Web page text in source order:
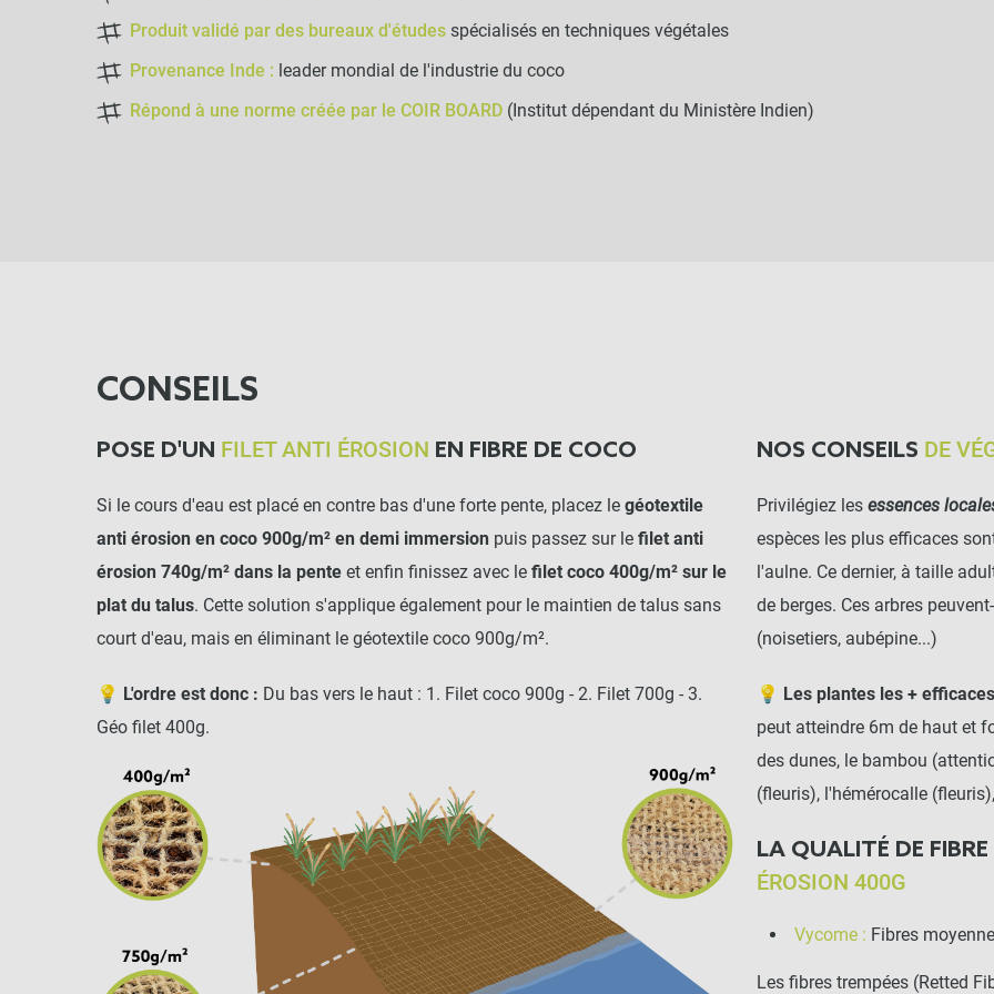
Produit validé par des bureaux d'études spécialisés en techniques végétales
Provenance Inde : leader mondial de l'industrie du coco
Répond à une norme créée par le COIR BOARD (Institut dépendant du Ministère Indien)
CONSEILS
POSE D'UN FILET ANTI ÉROSION EN FIBRE DE COCO
Si le cours d'eau est placé en contre bas d'une forte pente, placez le géotextile
anti érosion en coco 900g/m² en demi immersion puis passez sur le filet anti
érosion 740g/m² dans la pente et enfin finissez avec le filet coco 400g/m² sur le
plat du talus. Cette solution s'applique également pour le maintien de talus sans
court d'eau, mais en éliminant le géotextile coco 900g/m².
💡 L'ordre est donc : Du bas vers le haut : 1. Filet coco 900g - 2. Filet 700g - 3.
Géo filet 400g.
NOS CONSEILS DE
Privilégiez les essences
espèces les plus efficaces
l'aulne. Ce dernier, à taille
de berges. Ces arbres
(noisetiers, aubépine...)
💡 Les plantes les +
peut atteindre 6m de haut et
des dunes, le bambou
(fleuris), l'hémérocalle
LA QUALITÉ DE FIBRE
ÉROSION 400G
Vycome : Fibres
Les fibres trempées (Retted